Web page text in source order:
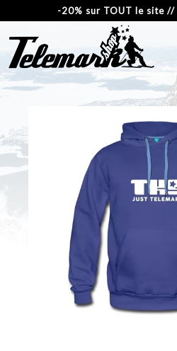
-20% sur TOUT le site //